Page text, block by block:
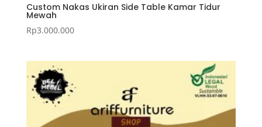
Custom Nakas Ukiran Side Table Kamar Tidur
Mewah
Rp3.000.000